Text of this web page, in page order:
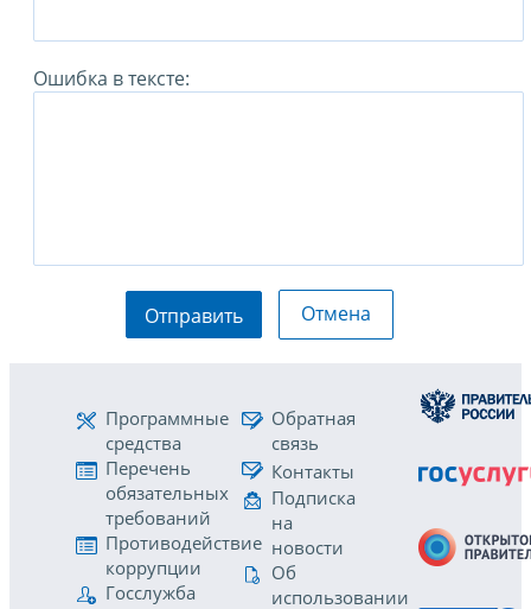
Ошибка в тексте:
Отправить Отмена
Программные
средства
Перечень
обязательных
требований
Противодействие
коррупции
Госслужба
Обратная
связь
Контакты
Подписка
на
новости
Об
использовании